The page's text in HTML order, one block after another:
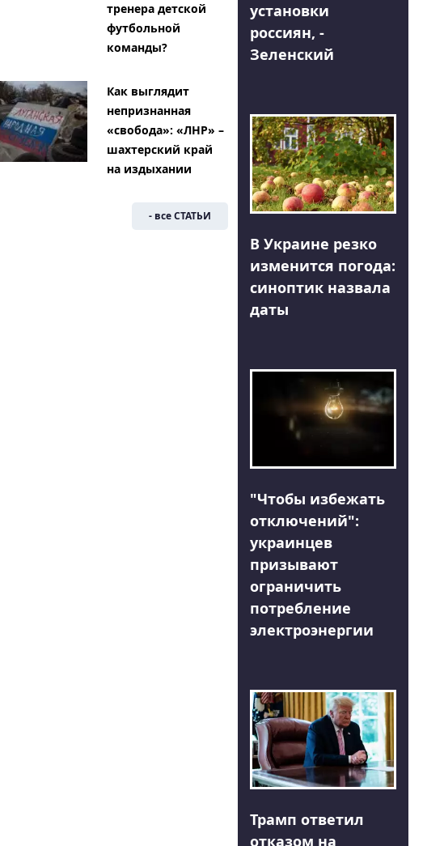
тренера детской
футбольной
команды?
Как выглядит
непризнанная
«свобода»: «ЛНР» –
шахтерский край
на издыхании
- все СТАТЬИ
установки
россиян, -
Зеленский
В Украине резко
изменится погода:
синоптик назвала
даты
"Чтобы избежать
отключений":
украинцев
призывают
ограничить
потребление
электроэнергии
Трамп ответил
отказом на